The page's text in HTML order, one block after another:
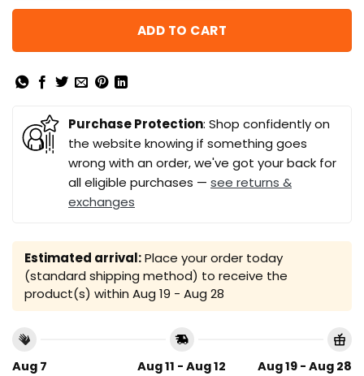
ADD TO CART
Purchase Protection: Shop confidently on
the website knowing if something goes
wrong with an order, we've got your back for
all eligible purchases — see returns &
exchanges
Estimated arrival:Place your order today
(standard shipping method) to receive the
product(s) within Aug 19 - Aug 28
Aug 7 Aug 11 - Aug 12 Aug 19 - Aug 28